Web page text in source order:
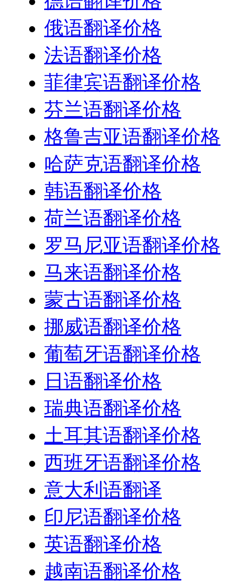
俄语翻译价格
法语翻译价格
菲律宾语翻译价格
芬兰语翻译价格
格鲁吉亚语翻译价格
哈萨克语翻译价格
韩语翻译价格
荷兰语翻译价格
罗马尼亚语翻译价格
马来语翻译价格
蒙古语翻译价格
挪威语翻译价格
葡萄牙语翻译价格
日语翻译价格
瑞典语翻译价格
土耳其语翻译价格
西班牙语翻译价格
意大利语翻译
印尼语翻译价格
英语翻译价格
越南语翻译价格